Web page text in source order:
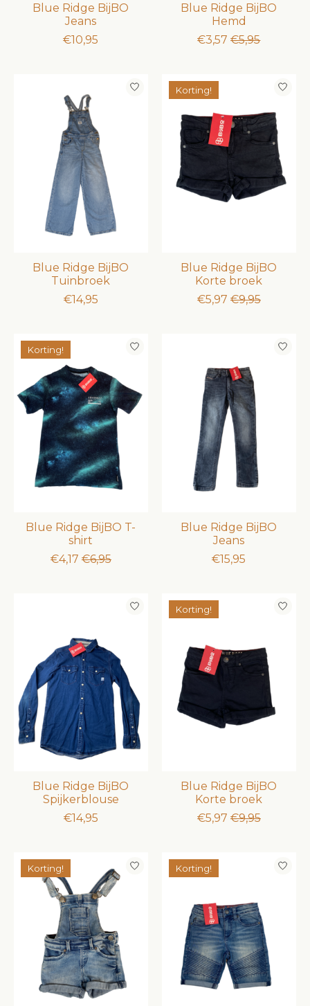
Blue Ridge BijBO
Jeans
€10,95
Blue Ridge BijBO
Hemd
€3,57 €5,95
Blue Ridge BijBO
Tuinbroek
€14,95
Korting!
Blue Ridge BijBO
Korte broek
€5,97 €9,95
Korting!
Blue Ridge BijBO T-
shirt
€4,17 €6,95
Blue Ridge BijBO
Jeans
€15,95
Blue Ridge BijBO
Spijkerblouse
€14,95
Korting!
Blue Ridge BijBO
Korte broek
€5,97 €9,95
Korting! Korting!